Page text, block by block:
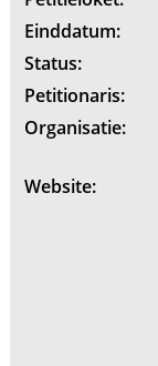
Einddatum:
Status:
Petitionaris:
Organisatie:
Website: